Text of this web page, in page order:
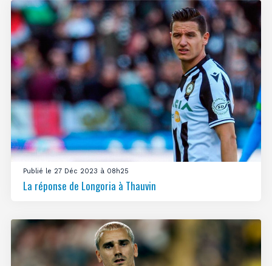
Publié le 27 Déc 2023 à 08h25
La réponse de Longoria à Thauvin